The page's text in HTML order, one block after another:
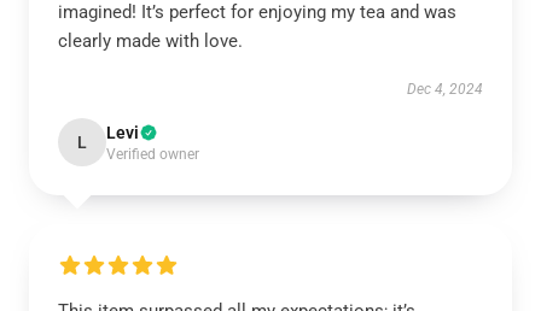
imagined! It’s perfect for enjoying my tea and was
clearly made with love.
Dec 4, 2024
L Levi
Verified owner